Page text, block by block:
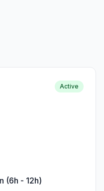
Active
(6h - 12h)